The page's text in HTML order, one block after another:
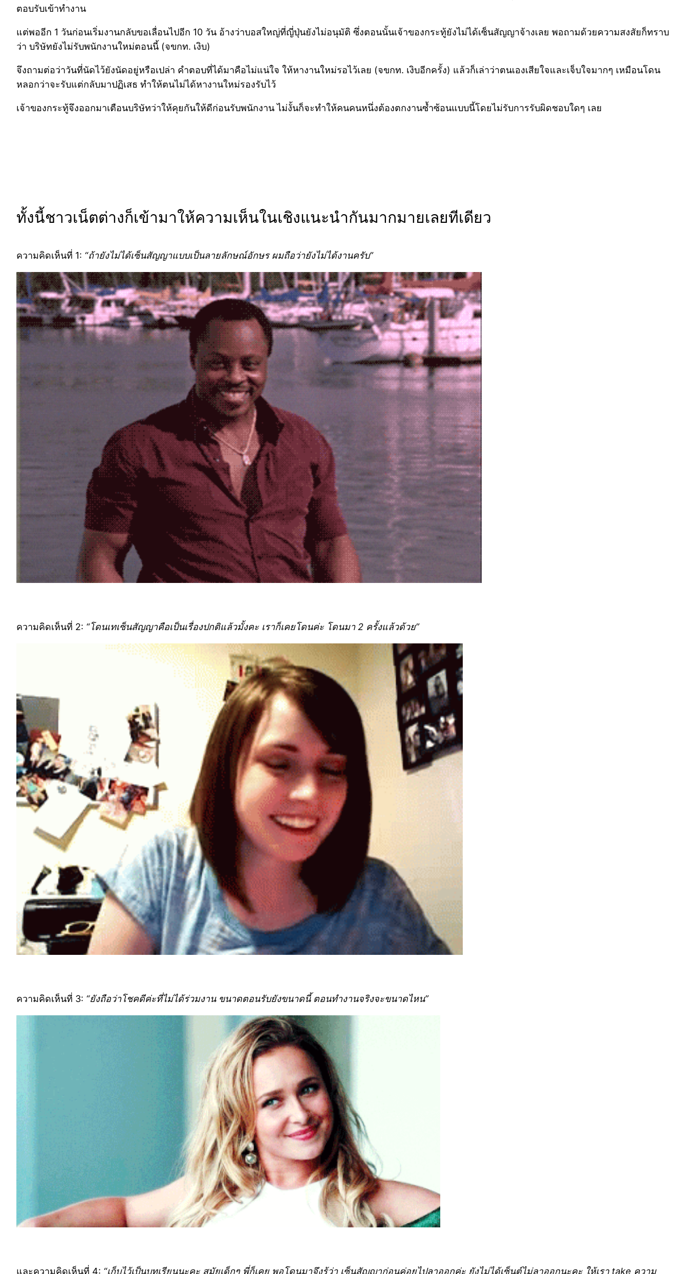
ตอบรับเข้าทำงาน
แต่พออีก 1 วันก่อนเริ่มงานกลับขอเลื่อนไปอีก 10 วัน อ้างว่าบอสใหญ่ที่ญี่ปุ่นยังไม่อนุมัติ ซึ่งตอนนั้นเจ้าของกระทู้ยังไม่ได้เซ็นสัญญาจ้างเลย พอถามด้วยความสงสัยก็ทราบ
ว่า บริษัทยังไม่รับพนักงานใหม่ตอนนี้ (จขกท. เงิบ)
จึงถามต่อว่าวันที่นัดไว้ยังนัดอยู่หรือเปล่า คำตอบที่ได้มาคือไม่แน่ใจ ให้หางานใหม่รอไว้เลย (จขกท. เงิบอีกครั้ง) แล้วก็เล่าว่าตนเองเสียใจและเจ็บใจมากๆ เหมือนโดน
หลอกว่าจะรับแต่กลับมาปฏิเสธ ทำให้ตนไม่ได้หางานใหม่รองรับไว้
เจ้าของกระทู้จึงออกมาเตือนบริษัทว่าให้คุยกันให้ดีก่อนรับพนักงาน ไม่งั้นก็จะทำให้คนคนหนึ่งต้องตกงานซ้ำซ้อนแบบนี้โดยไม่รับการรับผิดชอบใดๆ เลย
ทั้งนี้ชาวเน็ตต่างก็เข้ามาให้ความเห็นในเชิงแนะนำกันมากมายเลยทีเดียว
ความคิดเห็นที่ 1: “ถ้ายังไม่ได้เซ็นสัญญาแบบเป็นลายลักษณ์อักษร ผมถือว่ายังไม่ได้งานครับ”
ความคิดเห็นที่ 2: “โดนเทเซ็นสัญญาคือเป็นเรื่องปกติแล้วมั้งคะ เราก็เคยโดนค่ะ โดนมา 2 ครั้งแล้วด้วย”
ความคิดเห็นที่ 3: “ยังถือว่าโชคดีค่ะที่ไม่ได้ร่วมงาน ขนาดตอนรับยังขนาดนี้ ตอนทำงานจริงจะขนาดไหน”
และความคิดเห็นที่ 4: “เก็บไว้เป็นบทเรียนนะคะ สมัยเด็กๆ พี่ก็เคย พอโดนมาจึงรู้ว่า เซ็นสัญญาก่อนค่อยไปลาออกค่ะ ยังไม่ได้เซ็นต์ไม่ลาออกนะคะ ให้เรา take ความ